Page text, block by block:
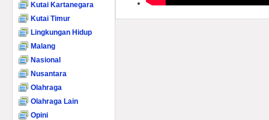
Kutai Kartanegara
Kutai Timur
Lingkungan Hidup
Malang
Nasional
Nusantara
Olahraga
Olahraga Lain
Opini